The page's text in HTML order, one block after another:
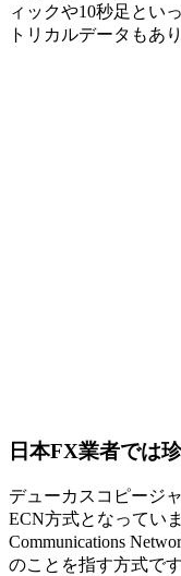
ィックや10秒足とい
トリカルデータもあ
日本FX業者では
デューカスコピージ
ECN方式となってい
Communications
のことを指す方式で